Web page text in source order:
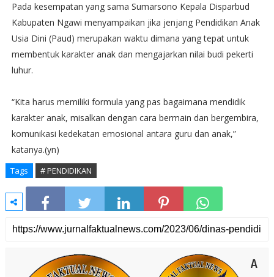
Pada kesempatan yang sama Sumarsono Kepala Disparbud
Kabupaten Ngawi menyampaikan jika jenjang Pendidikan Anak
Usia Dini (Paud) merupakan waktu dimana yang tepat untuk
membentuk karakter anak dan mengajarkan nilai budi pekerti
luhur.
“Kita harus memiliki formula yang pas bagaimana mendidik
karakter anak, misalkan dengan cara bermain dan bergembira,
komunikasi kedekatan emosional antara guru dan anak,”
katanya.(yn)
Tags # PENDIDIKAN
A